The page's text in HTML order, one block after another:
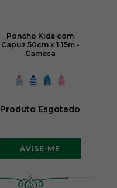
Poncho Kids com
Capuz 50cm x 1,15m -
Camesa
Produto Esgotado
AVISE-ME